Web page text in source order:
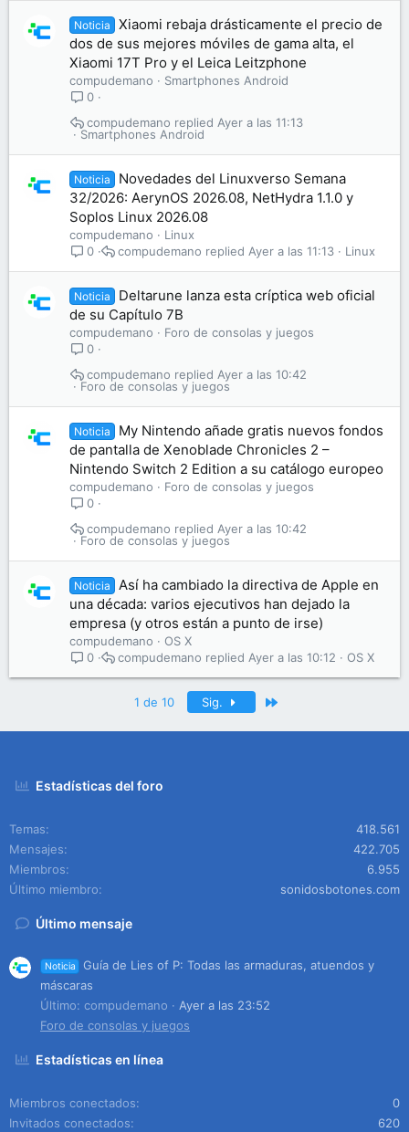
Noticia
Xiaomi rebaja drásticamente el precio de
dos de sus mejores móviles de gama alta, el
Xiaomi 17T Pro y el Leica Leitzphone
compudemano
Smartphones Android
0
Smartphones Android
Ayer a las 11:13
compudemano
Noticia
Novedades del Linuxverso Semana
32/2026: AerynOS 2026.08, NetHydra 1.1.0 y
Soplos Linux 2026.08
compudemano
Linux
0
Linux
Ayer a las 11:13
compudemano
Noticia
Deltarune lanza esta críptica web oficial
de su Capítulo 7B
compudemano
Foro de consolas y juegos
0
Foro de consolas y juegos
Ayer a las 10:42
compudemano
Noticia
My Nintendo añade gratis nuevos fondos
de pantalla de Xenoblade Chronicles 2 –
Nintendo Switch 2 Edition a su catálogo europeo
compudemano
Foro de consolas y juegos
0
Foro de consolas y juegos
Ayer a las 10:42
compudemano
Noticia
Así ha cambiado la directiva de Apple en
una década: varios ejecutivos han dejado la
empresa (y otros están a punto de irse)
compudemano
OS X
0
OS X
Ayer a las 10:12
compudemano
1 de 10 Sig.
Estadísticas del foro
Temas
418.561
Mensajes
422.705
Miembros
6.955
Último miembro
sonidosbotones.com
Último mensaje
Noticia
Guía de Lies of P: Todas las armaduras, atuendos y
máscaras
Último: compudemano
Ayer a las 23:52
Foro de consolas y juegos
Estadísticas en línea
Miembros conectados
0
Invitados conectados
620